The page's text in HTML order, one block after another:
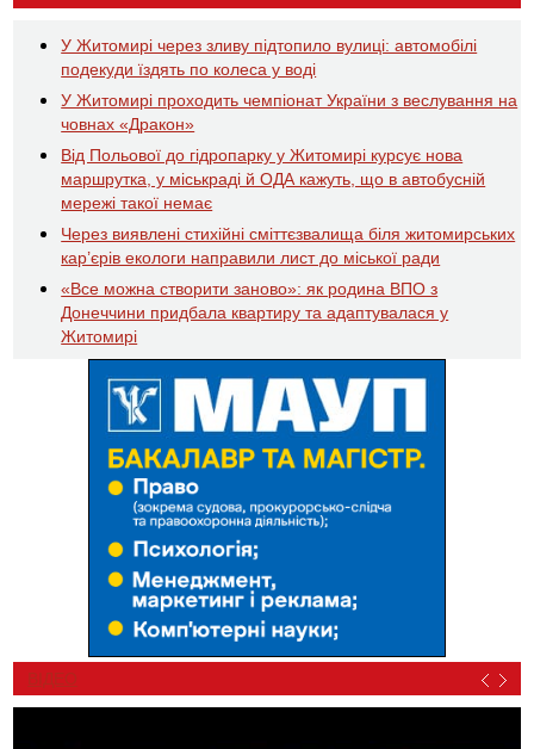
У Житомирі через зливу підтопило вулиці: автомобілі
подекуди їздять по колеса у воді
У Житомирі проходить чемпіонат України з веслування на
човнах «Дракон»
Від Польової до гідропарку у Житомирі курсує нова
маршрутка, у міськраді й ОДА кажуть, що в автобусній
мережі такої немає
Через виявлені стихійні сміттєзвалища біля житомирських
кар’єрів екологи направили лист до міської ради
«Все можна створити заново»: як родина ВПО з
Донеччини придбала квартиру та адаптувалася у
Житомирі
ВІДЕО